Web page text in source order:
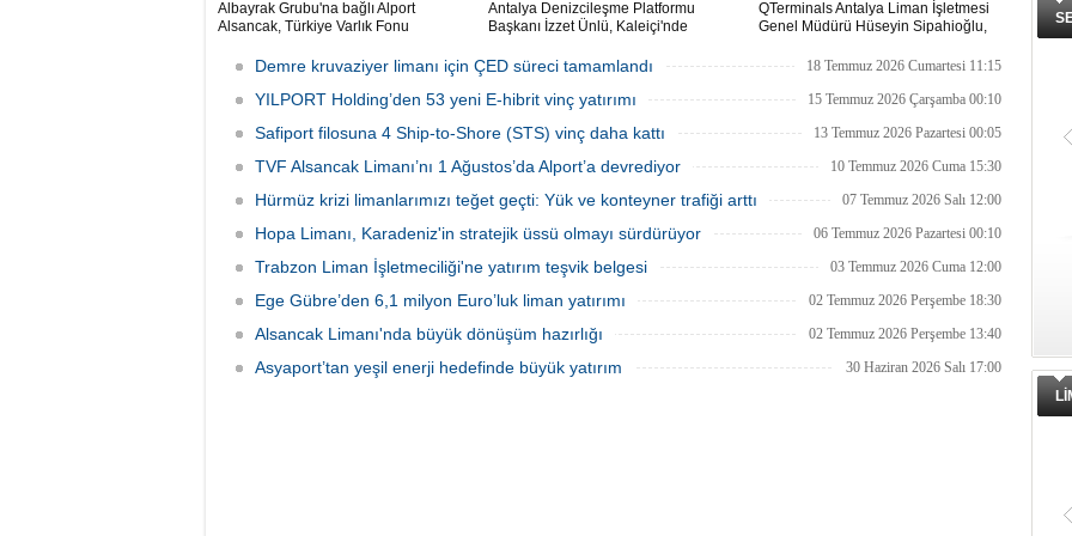
Albayrak Grubu'na bağlı Alport
Alsancak, Türkiye Varlık Fonu
yük limanı işletmesini 1 Ağustos 2026
itibarıyla devralacağını liman
kullanıcılarına gönderdiği resmi yazıyla
Antalya Denizcileşme Platformu
Başkanı İzzet Ünlü, Kaleiçi'nde
Ulaştırma ve Altyapı Bakanlığı 6'ncı
çalışma başlatıldığını açıkladı.
QTerminals Antalya Liman İşletmesi
Genel Müdürü Hüseyin Sipahioğlu,
yatırım yapıldığını, 2026’nın ilk yarısında
yüzde 36 artış yaşandığını söyledi.
Demre kruvaziyer limanı için ÇED süreci tamamlandı 18 Temmuz 2026 Cumartesi 11:15
YILPORT Holding’den 53 yeni E-hibrit vinç yatırımı 15 Temmuz 2026 Çarşamba 00:10
Safiport filosuna 4 Ship-to-Shore (STS) vinç daha kattı 13 Temmuz 2026 Pazartesi 00:05
TVF Alsancak Limanı’nı 1 Ağustos’da Alport’a devrediyor 10 Temmuz 2026 Cuma 15:30
Hürmüz krizi limanlarımızı teğet geçti: Yük ve konteyner trafiği arttı 07 Temmuz 2026 Salı 12:00
Hopa Limanı, Karadeniz'in stratejik üssü olmayı sürdürüyor 06 Temmuz 2026 Pazartesi 00:10
Trabzon Liman İşletmeciliği'ne yatırım teşvik belgesi 03 Temmuz 2026 Cuma 12:00
Ege Gübre’den 6,1 milyon Euro’luk liman yatırımı 02 Temmuz 2026 Perşembe 18:30
Alsancak Limanı'nda büyük dönüşüm hazırlığı 02 Temmuz 2026 Perşembe 13:40
Asyaport’tan yeşil enerji hedefinde büyük yatırım 30 Haziran 2026 Salı 17:00